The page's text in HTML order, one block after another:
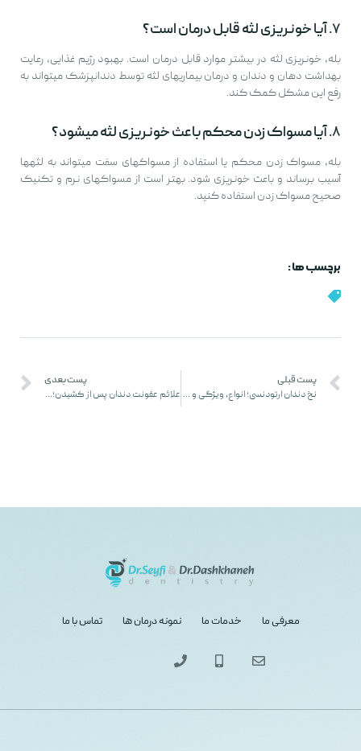
۷. آیا خونریزی لثه قابل درمان است؟
بله، خونریزی لثه در بیشتر موارد قابل درمان است. بهبود رژیم غذایی، رعایت
بهداشت دهان و دندان و درمان بیماریهای لثه توسط دندانپزشک میتواند به
رفع این مشکل کمک کند.
۸. آیا مسواک زدن محکم باعث خونریزی لثه میشود؟
بله، مسواک زدن محکم یا استفاده از مسواکهای سفت میتواند به لثهها
آسیب برساند و باعث خونریزی شود. بهتر است از مسواکهای نرم و تکنیک
صحیح مسواک زدن استفاده کنید.
برچسب ها :
پست قبلی
نخ دندان ارتودنسی؛ انواع، ویژگی و نحوه استفاده
پست بعدی
علائم عفونت دندان پس از کشیدن؛ چگونه شناسایی و درمان کنیم؟
تماس با ما نمونه درمان ها خدمات ما معرفی ما